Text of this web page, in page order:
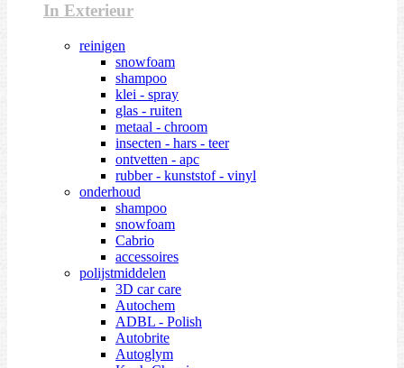
In Exterieur
reinigen
snowfoam
shampoo
klei - spray
glas - ruiten
metaal - chroom
insecten - hars - teer
ontvetten - apc
rubber - kunststof - vinyl
onderhoud
shampoo
snowfoam
Cabrio
accessoires
polijstmiddelen
3D car care
Autochem
ADBL - Polish
Autobrite
Autoglym